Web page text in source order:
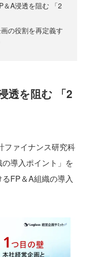
＆A浸透を阻む 「2
の役割を再定義す
透を阻む 「2
ファイナンス研究科
導入ポイント」を
FP＆A組織の導入